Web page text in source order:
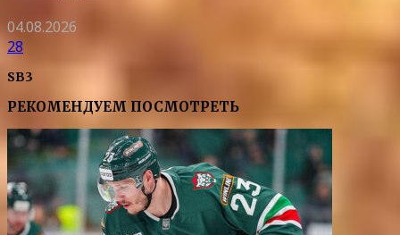
04.08.2026
28
SB3
РЕКОМЕНДУЕМ ПОСМОТРЕТЬ